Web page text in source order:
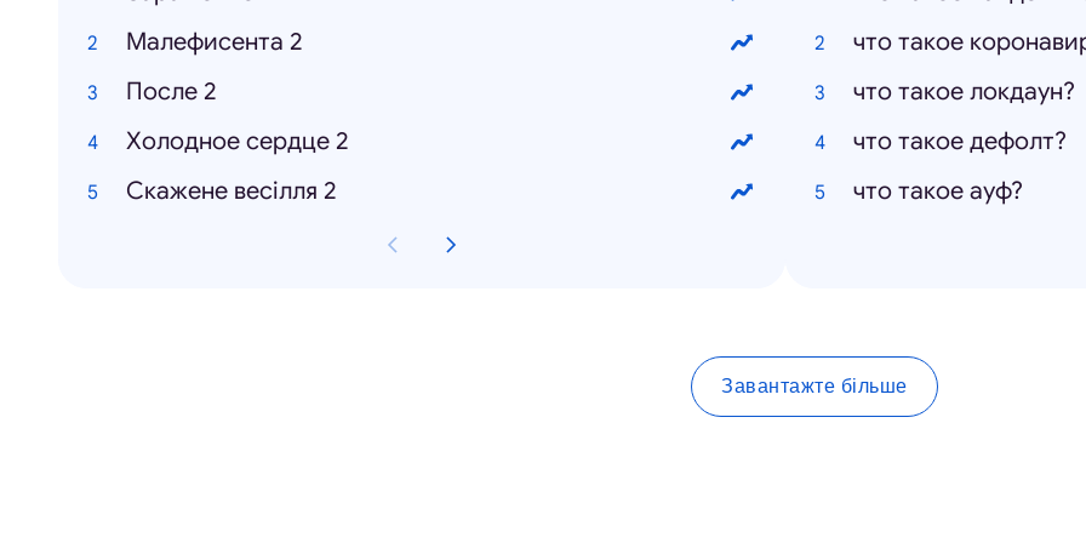
Малефисента 2
После 2
Холодное сердце 2
Скажене весілля 2
что такое
что такое локдаун?
что такое дефолт?
что такое ауф?
Завантажте більше